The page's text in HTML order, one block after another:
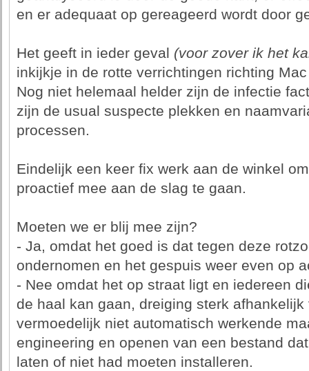
en er adequaat op gereageerd wordt door
Het geeft in ieder geval (voor zover ik het
inkijkje in de rotte verrichtingen richting
Nog niet helemaal helder zijn de infectie
zijn de usual suspecte plekken en
processen.
Eindelijk een keer fix werk aan de winkel
proactief mee aan de slag te gaan.
Moeten we er blij mee zijn?
- Ja, omdat het goed is dat tegen deze
ondernomen en het gespuis weer even op
- Nee omdat het op straat ligt en iedereen
de haal kan gaan, dreiging sterk
vermoedelijk niet automatisch werkende
engineering en openen van een bestand
laten of niet had moeten installeren.